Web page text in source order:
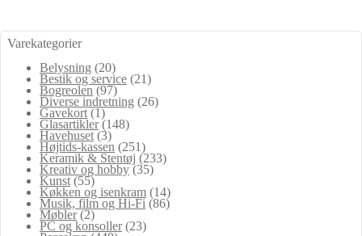
Varekategorier
Belysning (20)
Bestik og service (21)
Bogreolen (97)
Diverse indretning (26)
Gavekort (1)
Glasartikler (148)
Havehuset (3)
Højtids-kassen (251)
Keramik & Stentøj (233)
Kreativ og hobby (35)
Kunst (55)
Køkken og isenkram (14)
Musik, film og Hi-Fi (86)
Møbler (2)
PC og konsoller (23)